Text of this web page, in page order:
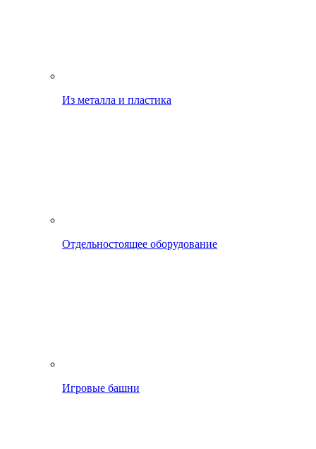
Из металла и пластика
Отдельностоящее оборудование
Игровые башни